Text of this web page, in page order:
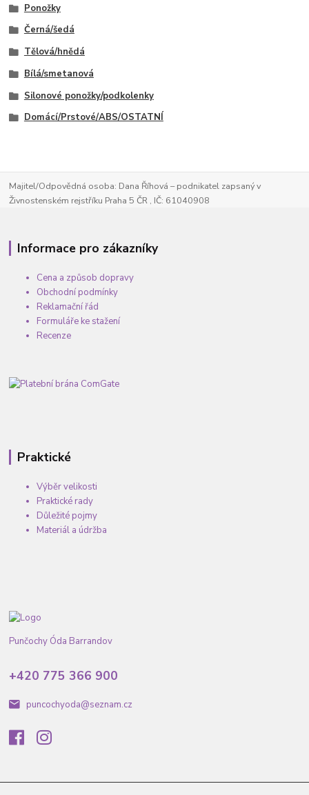
Ponožky
Černá/šedá
Tělová/hnědá
Bílá/smetanová
Silonové ponožky/podkolenky
Domácí/Prstové/ABS/OSTATNÍ
Majitel/Odpovědná osoba: Dana Říhová – podnikatel zapsaný v
Živnostenském rejstříku Praha 5 ČR , IČ: 61040908
Informace pro zákazníky
Cena a způsob dopravy
Obchodní podmínky
Reklamační řád
Formuláře ke stažení
Recenze
Praktické
Výběr velikosti
Praktické rady
Důležité pojmy
Materiál a údržba
Punčochy Óda Barrandov
+420 775 366 900
puncochyoda@seznam.cz